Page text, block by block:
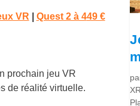
VR Quest 2 à 449 €
prochain jeu VR
de réalité virtuelle.
XR